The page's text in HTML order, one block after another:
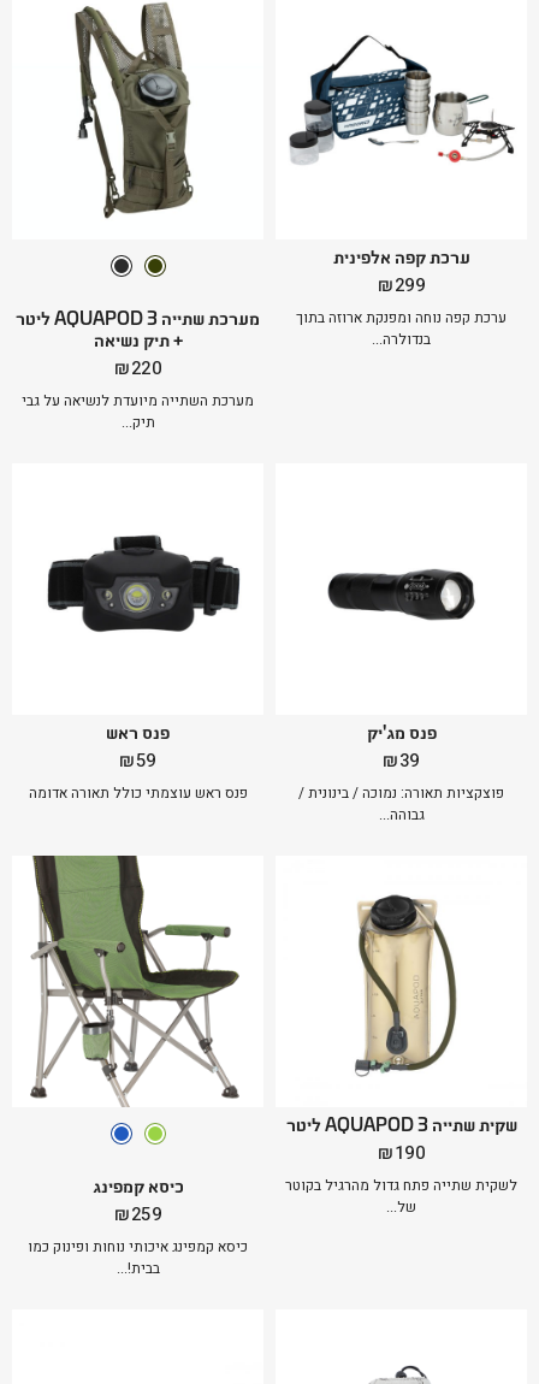
ערכת קפה אלפינית
₪299
ערכת קפה נוחה ומפנקת ארוזה בתוך
בנדולרה...
מערכת שתייה AQUAPOD 3 ליטר
+ תיק נשיאה
₪220
מערכת השתייה מיועדת לנשיאה על גבי
תיק...
פנס מג'יק
₪39
פוצקציות תאורה: נמוכה / בינונית /
גבוהה...
פנס ראש
₪59
פנס ראש עוצמתי כולל תאורה אדומה
שקית שתייה AQUAPOD 3 ליטר
₪190
לשקית שתייה פתח גדול מהרגיל בקוטר
של...
כיסא קמפינג
₪259
כיסא קמפינג איכותי נוחות ופינוק כמו
בבית!...